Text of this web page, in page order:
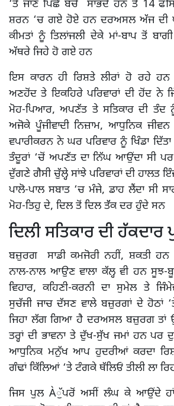
‘ਤੇ ਜਾਣ ਪਿੱਛੋਂ ਬੱਚੇ ਸਾਂਭਦੇ ਹਨ ਤੇ 14
ਸ਼ਰਨ ‘ਚ ਗਏ ਹੋਏ ਹਨ ਦਰਅਸਲ ਅੱਜ ਦੀ
ਕੀਮਤਾਂ ਨੂੰ ਤਿਲਾਂਜਲੀ ਦੇਕੇ ਮਾਂ-ਬਾਪ ਤੋਂ
ਅੱਥਰੇ ਜਿਹੇ ਹੋ ਗਏ ਹਨ
ਇਸ ਕਾਰਨ ਹੀ ਰਿਸ਼ਤੇ ਲੀਰਾਂ ਹੋ ਰਹੇ ਹਨ
ਅਣਹੋਂਦ ਤੇ ਇਕਹਿਰੇ ਪਰਿਵਾਰਾਂ ਦੀ ਹੋਂਦ ਨੇ
ਮੋਹ-ਪਿਆਰ, ਅਪਣੱਤ ਤੇ ਸਤਿਕਾਰ ਦੀ
ਅਜੋਕੇ ਪੂੰਜੀਵਾਦੀ ਨਿਜ਼ਾਮ, ਆਧੁਨਿਕ
ਵਪਾਰੀਕਰਨ ਨੇ ਘਰ ਪਰਿਵਾਰ ਨੂੰ ਖਿੰਡਾ
ਤੰਦੂਰਾਂ ‘ਚੋਂ ਅਪਣੱਤ ਦਾ ਨਿੱਘ ਆਉਂਦਾ ਸੀ
ਦੁੱਗਣੇ ਗੈਸੀ ਚੁੱਲ੍ਹੇ ਸਾਂਝੇ ਪਰਿਵਾਰਾਂ ਦੀ ਹਾਲਤ
ਪਾਲੋ-ਪਾਲ ਸਬਾਤ ‘ਚ ਮੰਜੇ, ਡਾਹ ਲੈਂਦਾ ਸੀ
ਮੋਹ-ਤਿਹੁ ਦੇ, ਦਿਲ ਤੋਂ ਦਿਲ ਤੱੱਕ ਦਰ ਹੁੰਦੇ ਸਨ
ਦਿਲੀ ਸਤਿਕਾਰ ਦੀ ਹੱਕਦਾਰ
ਬਜ਼ੁਰਗ ਸਾਡੀ ਕਮਜੋਰੀ ਨਹੀਂ, ਸ਼ਕਤੀ ਹਨ
ਨਾਲ-ਨਾਲ ਆਉਣ ਵਾਲਾ ਕੱਲ੍ਹ ਵੀ ਹਨ
ਵਿਹਾਰ, ਕਹਿਣੀ-ਕਰਨੀ ਦਾ ਸੁਮੇਲ ਤੇ
ਸੁਚੱਜੀ ਜਾਚ ਦੱਸਣ ਵਾਲੇ ਬਜ਼ੁਰਗਾਂ ਦੇ ਹੋਠਾਂ
ਜਿਹਾ ਲੱਗ ਗਿਆ ਹੈ ਦਰਅਸਲ ਬਜ਼ੁਰਗ ਤਾਂ
ਤਰ੍ਹਾਂ ਦੀ ਭਾਵਨਾ ਤੇ ਦੁੱਖ-ਸੁੱਖ ਜਮਾਂ ਹਨ
ਆਧੁਨਿਕ ਮਨੁੱਖ ਆਪ ਹੁਦਰੀਆਂ ਕਰਦਾ
ਗੰਢਾਂ ਕਿੱਲਿਆਂ ‘ਤੇ ਟੰਗਕੇ ਥੱਲਿਓਂ ਤੀਲੀ ਲਾ
ਜਿਸ ਪੁਲ Àੁੱਪਰੋਂ ਅਸੀਂ ਲੰਘ ਕੇ ਆਉਂਦੇ